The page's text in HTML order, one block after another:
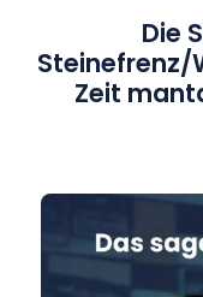
Die
Steinefrenz/
Zeit